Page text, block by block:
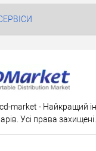
market - Найкращий
Усі права захищені.